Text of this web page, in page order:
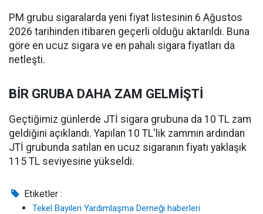
PM grubu sigaralarda yeni fiyat listesinin 6 Ağustos
2026 tarihinden itibaren geçerli olduğu aktarıldı. Buna
göre en ucuz sigara ve en pahalı sigara fiyatları da
netleşti.
BİR GRUBA DAHA ZAM GELMİŞTİ
Geçtiğimiz günlerde JTİ sigara grubuna da 10 TL zam
geldiğini açıklandı. Yapılan 10 TL'lik zammın ardından
JTİ grubunda satılan en ucuz sigaranın fiyatı yaklaşık
115 TL seviyesine yükseldi.
Etiketler :
Tekel Bayileri Yardımlaşma Derneği haberleri